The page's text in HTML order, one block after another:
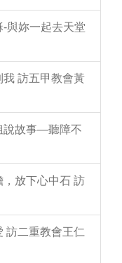
與妳一起去天堂
訪五甲教會黃
說故事—聽障不
放下心中石 訪
訪二重教會王仁